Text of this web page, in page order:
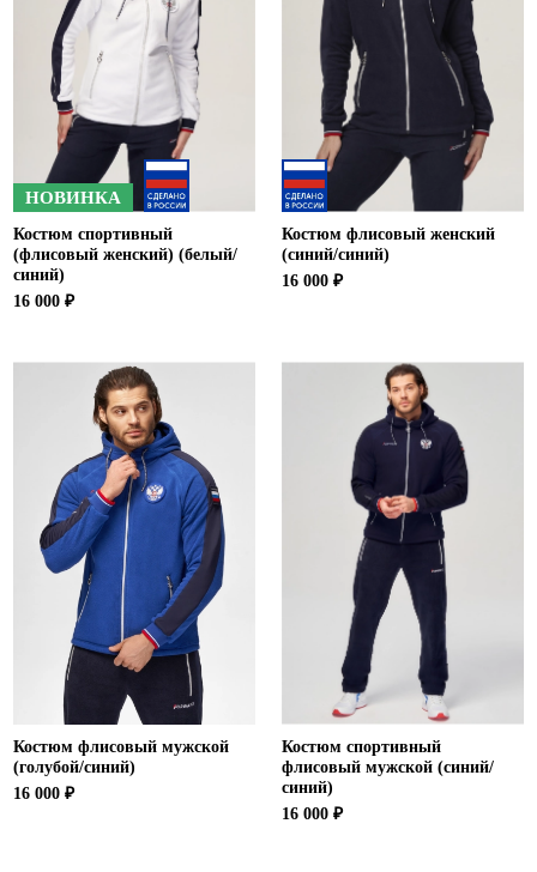
НОВИНКА
Костюм спортивный
(флисовый женский) (белый/
синий)
16 000 ₽
Костюм флисовый женский
(синий/синий)
16 000 ₽
Костюм флисовый мужской
(голубой/синий)
16 000 ₽
Костюм спортивный
флисовый мужской (синий/
синий)
16 000 ₽